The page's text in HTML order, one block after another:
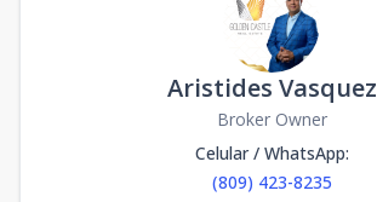
Aristides Vasquez
Broker Owner
Celular / WhatsApp:
(809) 423-8235